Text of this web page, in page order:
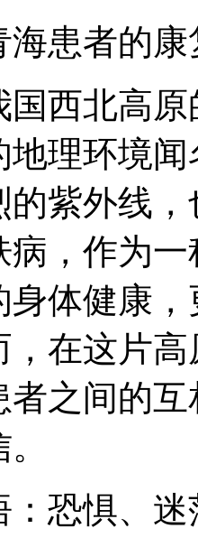
海患者的
国西北高
地理环境
的紫外线
病，作为
身体健康
，在这片
者之间的
：恐惧、